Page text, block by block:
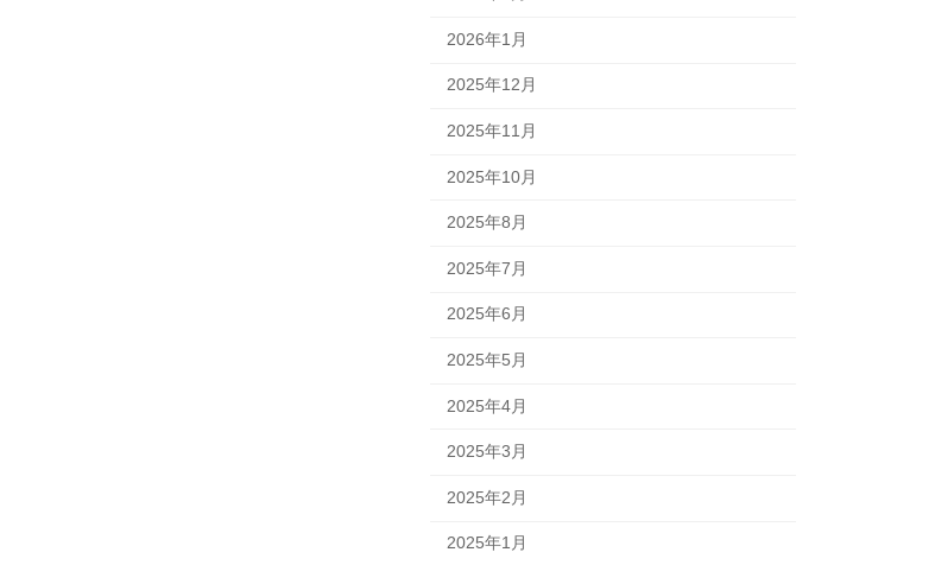
2026年1月
2025年12月
2025年11月
2025年10月
2025年8月
2025年7月
2025年6月
2025年5月
2025年4月
2025年3月
2025年2月
2025年1月